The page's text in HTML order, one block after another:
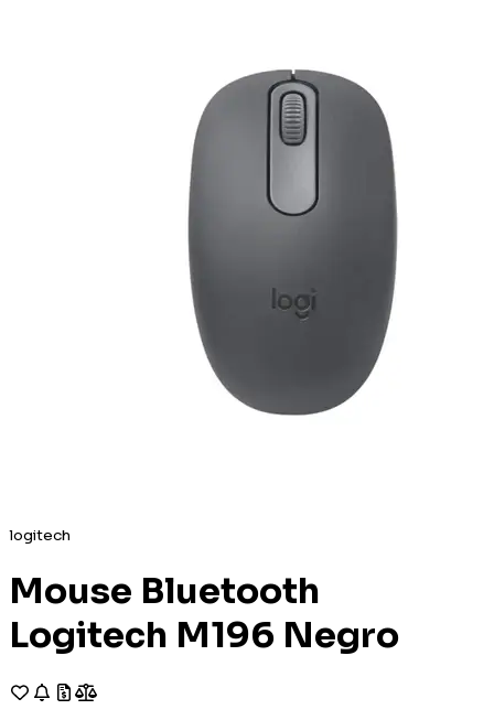
logitech
Mouse Bluetooth
Logitech M196 Negro